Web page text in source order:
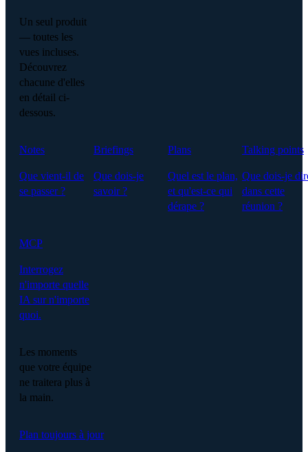
Un seul produit
— toutes les
vues incluses.
Découvrez
chacune d'elles
en détail ci-
dessous.
Notes
Que vient-il de
se passer ?
Briefings
Que dois-je
savoir ?
Plans
Quel est le plan,
et qu'est-ce qui
dérape ?
Talking points
Que dois-je
dans cette
réunion ?
MCP
Interrogez
n'importe quelle
IA sur n'importe
quoi.
Les moments
que votre équipe
ne traitera plus à
la main.
Plan toujours à jour